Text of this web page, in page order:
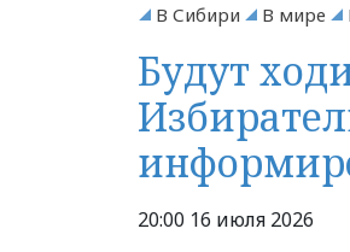
В Сибири В мире
Будут
20:00 16 июля 2026